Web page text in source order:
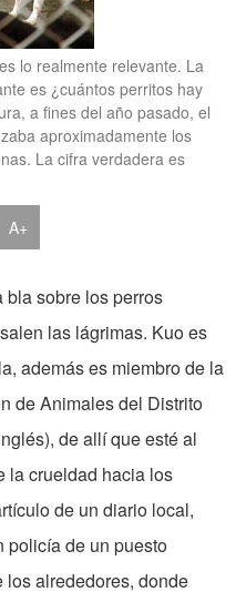
lo realmente relevante. La
es ¿cuántos perritos hay
a fines del año pasado, el
aproximadamente los
La cifra verdadera es
A+
sobre los perros
las lágrimas. Kuo es
además es miembro de la
de Animales del Distrito
de allí que esté al
la crueldad hacia los
de un diario local,
policía de un puesto
alrededores, donde